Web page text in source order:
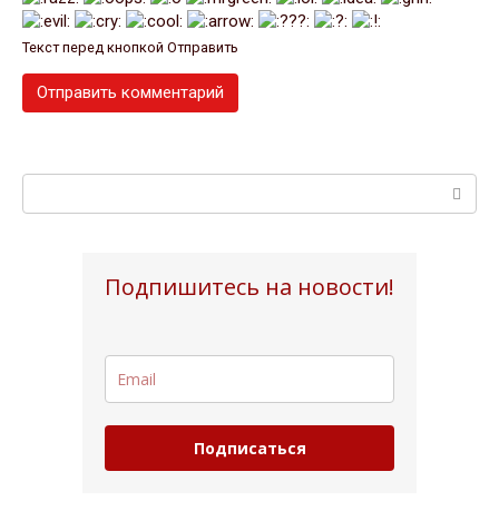
Текст перед кнопкой Отправить
Подпишитесь на новости!
Подписаться